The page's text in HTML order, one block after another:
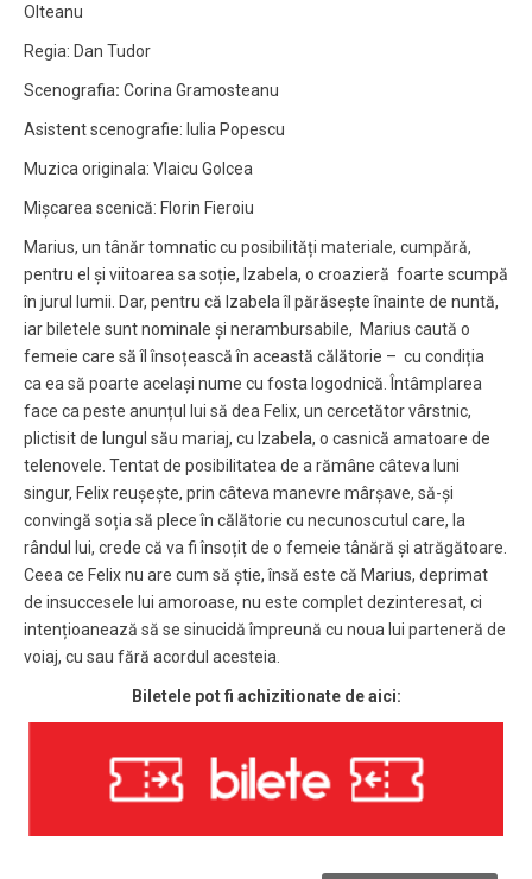
Olteanu
Regia: Dan Tudor
Scenografia: Corina Gramosteanu
Asistent scenografie: Iulia Popescu
Muzica originala: Vlaicu Golcea
Mișcarea scenică: Florin Fieroiu
Marius, un tânăr tomnatic cu posibilități materiale, cumpără,
pentru el și viitoarea sa soție, Izabela, o croazieră foarte scumpă
în jurul lumii. Dar, pentru că Izabela îl părăsește înainte de nuntă,
iar biletele sunt nominale și nerambursabile, Marius caută o
femeie care să îl însoțească în această călătorie – cu condiția
ca ea să poarte același nume cu fosta logodnică. Întâmplarea
face ca peste anunțul lui să dea Felix, un cercetător vârstnic,
plictisit de lungul său mariaj, cu Izabela, o casnică amatoare de
telenovele. Tentat de posibilitatea de a rămâne câteva luni
singur, Felix reușește, prin câteva manevre mârșave, să-și
convingă soția să plece în călătorie cu necunoscutul care, la
rândul lui, crede că va fi însoțit de o femeie tânără și atrăgătoare.
Ceea ce Felix nu are cum să știe, însă este că Marius, deprimat
de insuccesele lui amoroase, nu este complet dezinteresat, ci
intențioanează să se sinucidă împreună cu noua lui parteneră de
voiaj, cu sau fără acordul acesteia.
Biletele pot fi achizitionate de aici: